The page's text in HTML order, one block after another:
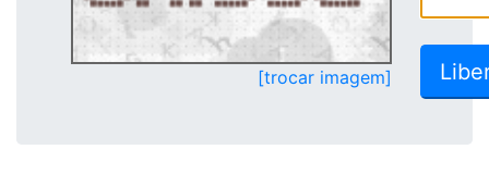
[trocar imagem]